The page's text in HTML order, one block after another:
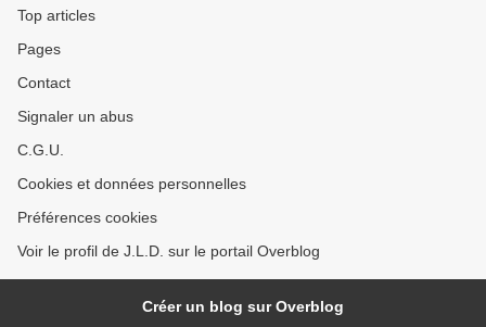
Top articles
Pages
Contact
Signaler un abus
C.G.U.
Cookies et données personnelles
Préférences cookies
Voir le profil de J.L.D. sur le portail Overblog
Créer un blog sur Overblog